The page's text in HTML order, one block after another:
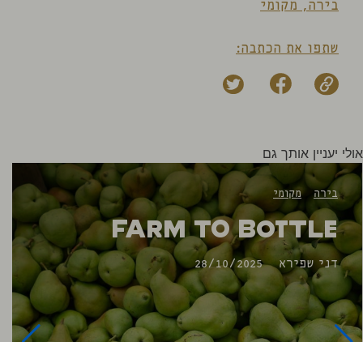
בירה, מקומי
שתפו את הכתבה:
אולי יעניין אותך גם
בירה מקומי
Farm to Bottle
דני שפירא 28/10/2025